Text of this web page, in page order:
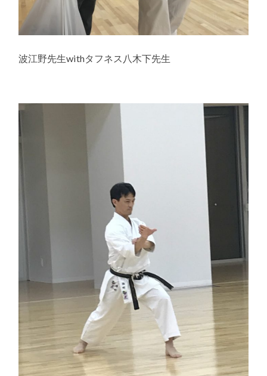
波江野先生withタフネス八木下先生